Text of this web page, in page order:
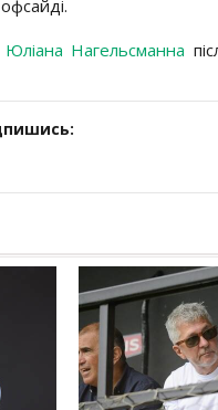
Юліана Нагельсманна